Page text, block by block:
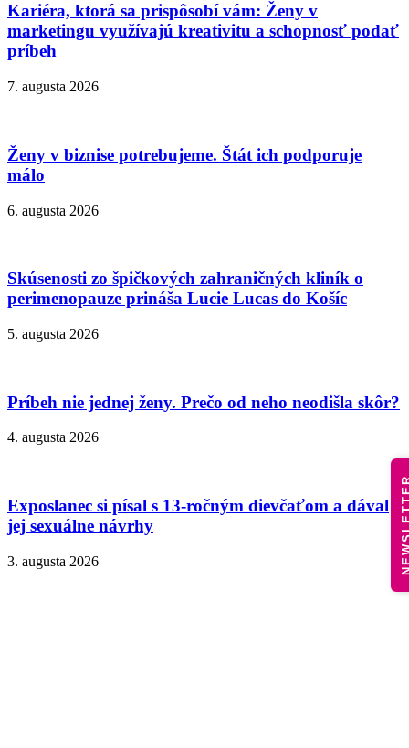
Kariéra, ktorá sa prispôsobí vám: Ženy v
marketingu využívajú kreativitu a schopnosť podať
príbeh
7. augusta 2026
Ženy v biznise potrebujeme. Štát ich podporuje
málo
6. augusta 2026
Skúsenosti zo špičkových zahraničných kliník o
perimenopauze prináša Lucie Lucas do Košíc
5. augusta 2026
Príbeh nie jednej ženy. Prečo od neho neodišla skôr?
4. augusta 2026
Exposlanec si písal s 13-ročným dievčaťom a dával
jej sexuálne návrhy
3. augusta 2026